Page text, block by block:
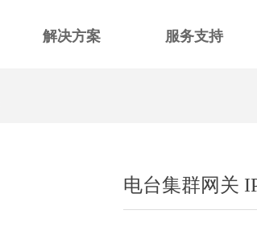
解决方案 服务支持
电台集群网关